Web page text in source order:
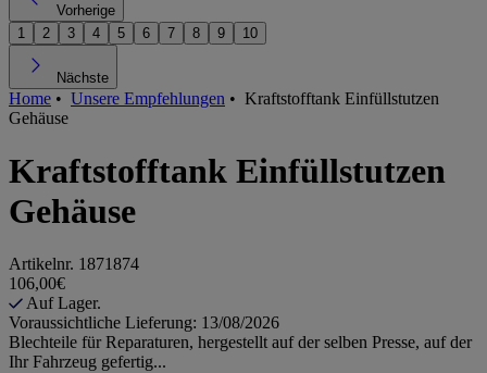
Vorherige
1
2 3 4 5 6 7 8 9 10
Nächste
Home • Unsere Empfehlungen • Kraftstofftank Einfüllstutzen
Gehäuse
Kraftstofftank Einfüllstutzen
Gehäuse
Artikelnr. 1871874
106,00€
Auf Lager.
Voraussichtliche Lieferung: 13/08/2026
Blechteile für Reparaturen, hergestellt auf der selben Presse, auf der
Ihr Fahrzeug gefertig...